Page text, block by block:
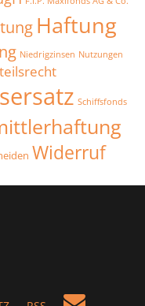
Haftung
Niedrigzinsen Nutzungen
Schiffsfonds
Widerruf